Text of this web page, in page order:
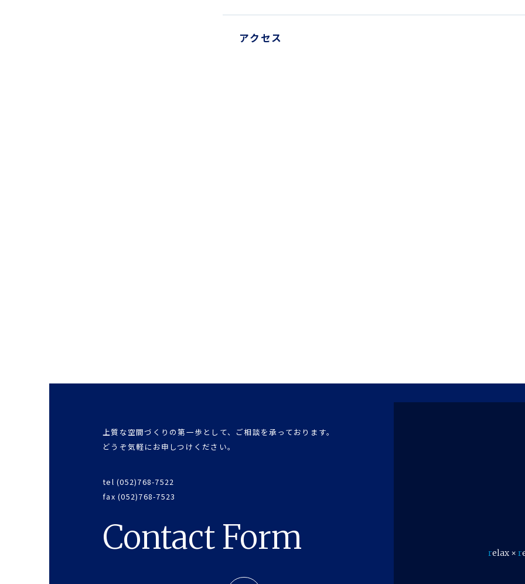
アクセス
上質な空間づくりの第一歩として、ご相談を承っております。
どうぞ気軽にお申しつけください。
tel (052)768-7522
fax (052)768-7523
Contact Form relax × r